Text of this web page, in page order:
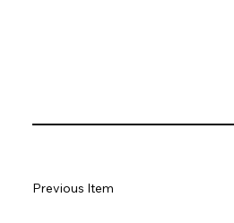
Previous Item